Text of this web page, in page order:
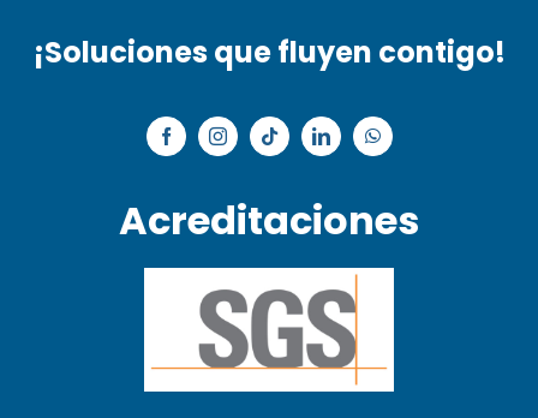
¡Soluciones que fluyen contigo!
Acreditaciones